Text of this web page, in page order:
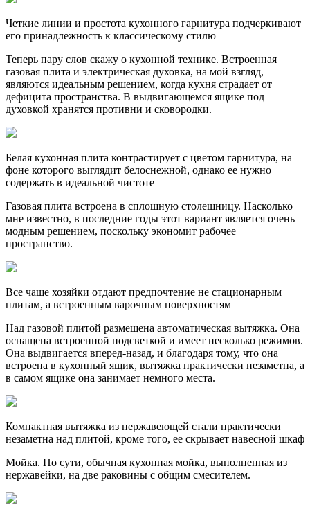
Четкие линии и простота кухонного гарнитура подчеркивают
его принадлежность к классическому стилю
Теперь пару слов скажу о кухонной технике. Встроенная
газовая плита и электрическая духовка, на мой взгляд,
являются идеальным решением, когда кухня страдает от
дефицита пространства. В выдвигающемся ящике под
духовкой хранятся противни и сковородки.
Белая кухонная плита контрастирует с цветом гарнитура, на
фоне которого выглядит белоснежной, однако ее нужно
содержать в идеальной чистоте
Газовая плита встроена в сплошную столешницу. Насколько
мне известно, в последние годы этот вариант является очень
модным решением, поскольку экономит рабочее
пространство.
Все чаще хозяйки отдают предпочтение не стационарным
плитам, а встроенным варочным поверхностям
Над газовой плитой размещена автоматическая вытяжка. Она
оснащена встроенной подсветкой и имеет несколько режимов.
Она выдвигается вперед-назад, и благодаря тому, что она
встроена в кухонный ящик, вытяжка практически незаметна, а
в самом ящике она занимает немного места.
Компактная вытяжка из нержавеющей стали практически
незаметна над плитой, кроме того, ее скрывает навесной шкаф
Мойка. По сути, обычная кухонная мойка, выполненная из
нержавейки, на две раковины с общим смесителем.